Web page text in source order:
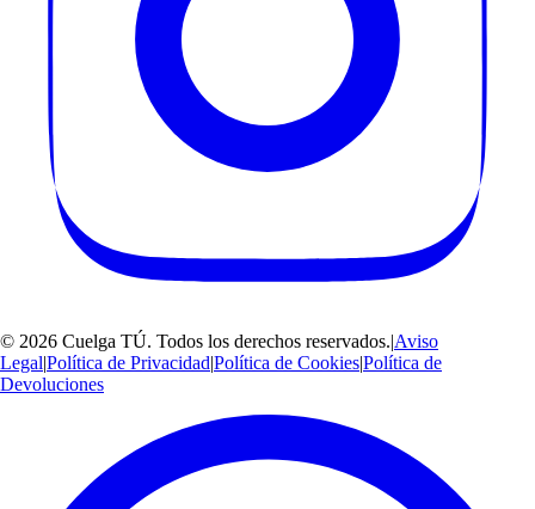
© 2026 Cuelga TÚ. Todos los derechos reservados.|Aviso
Legal|Política de Privacidad|Política de Cookies|Política de
Devoluciones